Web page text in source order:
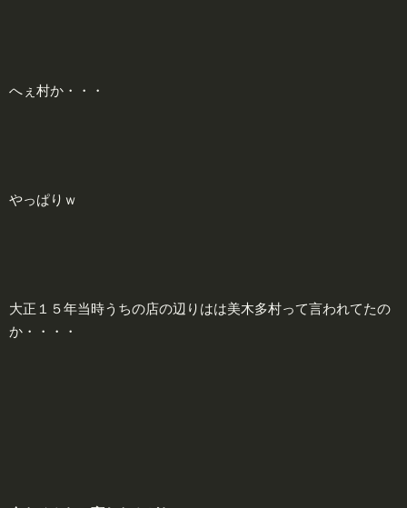
へぇ村か・・・
やっぱりｗ
大正１５年当時うちの店の辺りはは美木多村って言われてたの
か・・・・